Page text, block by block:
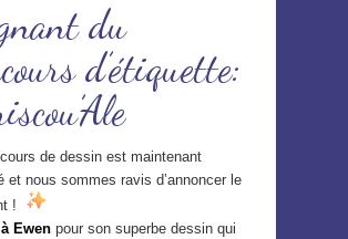
du
d’étiquette:
de dessin est maintenant
et nous sommes ravis d’annoncer le
!
Ewen pour son superbe dessin qui